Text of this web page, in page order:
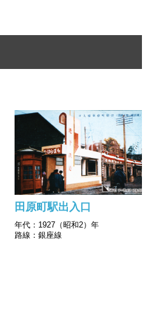
田原町駅出入口
年代：1927（昭和2）年
路線：銀座線